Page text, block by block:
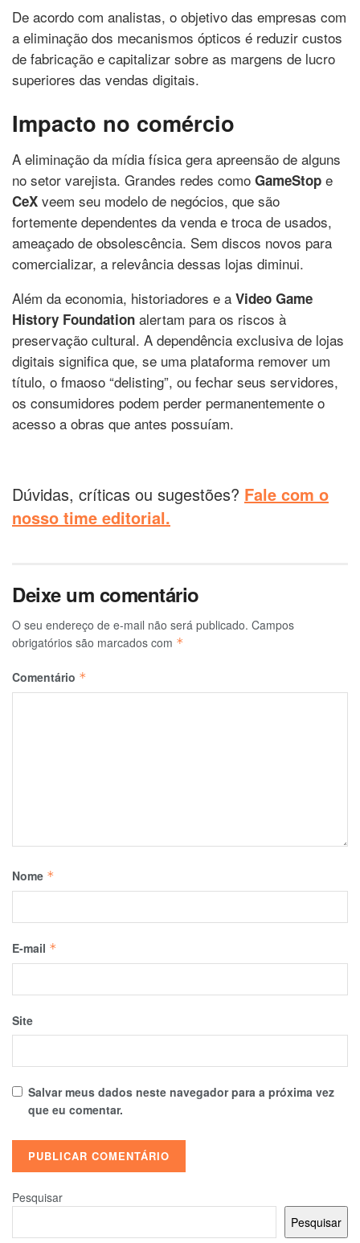
De acordo com analistas, o objetivo das empresas com
a eliminação dos mecanismos ópticos é reduzir custos
de fabricação e capitalizar sobre as margens de lucro
superiores das vendas digitais.
Impacto no comércio
A eliminação da mídia física gera apreensão de alguns
no setor varejista. Grandes redes como GameStop e
CeX veem seu modelo de negócios, que são
fortemente dependentes da venda e troca de usados,
ameaçado de obsolescência. Sem discos novos para
comercializar, a relevância dessas lojas diminui.
Além da economia, historiadores e a Video Game
History Foundation alertam para os riscos à
preservação cultural. A dependência exclusiva de lojas
digitais significa que, se uma plataforma remover um
título, o fmaoso “delisting”, ou fechar seus servidores,
os consumidores podem perder permanentemente o
acesso a obras que antes possuíam.
Dúvidas, críticas ou sugestões? Fale com o
nosso time editorial.
Deixe um comentário
O seu endereço de e-mail não será publicado. Campos
obrigatórios são marcados com *
Comentário *
Nome *
E-mail *
Site
Salvar meus dados neste navegador para a próxima vez
que eu comentar.
Pesquisar
Pesquisar